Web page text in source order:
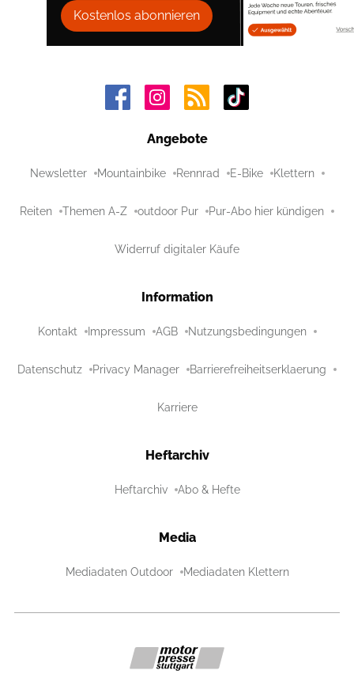
Kostenlos abonnieren
Angebote
Newsletter Mountainbike Rennrad E-Bike Klettern
Reiten Themen A-Z outdoor Pur Pur-Abo hier kündigen
Widerruf digitaler Käufe
Information
Kontakt Impressum AGB Nutzungsbedingungen
Datenschutz Privacy Manager Barrierefreiheitserklaerung
Karriere
Heftarchiv
Heftarchiv Abo & Hefte
Media
Mediadaten Outdoor Mediadaten Klettern